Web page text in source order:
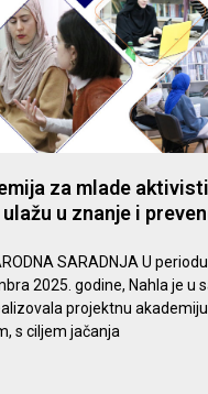
za mlade
u znanje i
SARADNJA U
2025. godine, Nahla je u
projektnu
s ciljem jačanja